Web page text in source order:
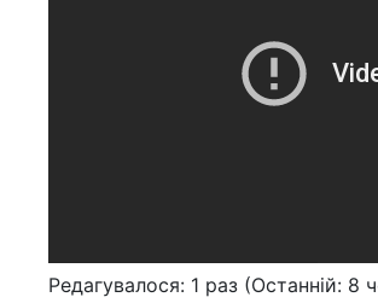
Редагувалося: 1 раз (Останній: 8